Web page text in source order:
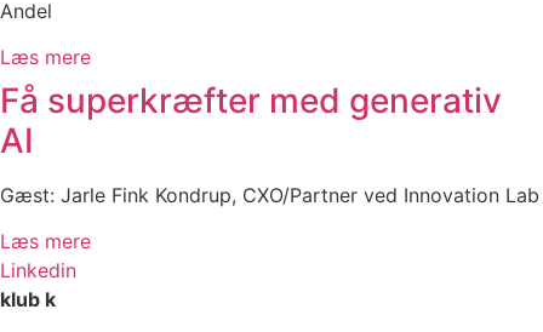
Andel
Læs mere
Få superkræfter med generativ
AI
Gæst: Jarle Fink Kondrup, CXO/Partner ved Innovation Lab
Læs mere
Linkedin
klub k